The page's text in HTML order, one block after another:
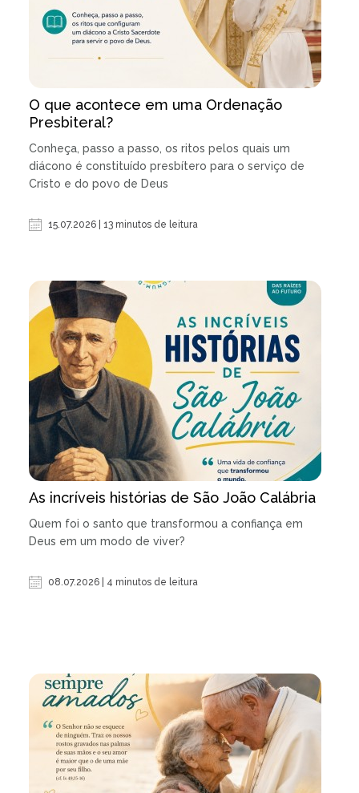
O que acontece em uma Ordenação
Presbiteral?
Conheça, passo a passo, os ritos pelos quais um
diácono é constituído presbítero para o serviço de
Cristo e do povo de Deus
15.07.2026 | 13 minutos de leitura
As incríveis histórias de São João Calábria
Quem foi o santo que transformou a confiança em
Deus em um modo de viver?
08.07.2026 | 4 minutos de leitura